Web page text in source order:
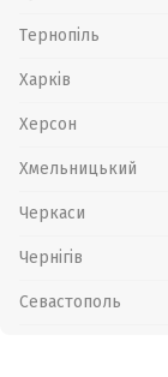
Тернопіль
Харків
Херсон
Хмельницький
Черкаси
Чернігів
Севастополь